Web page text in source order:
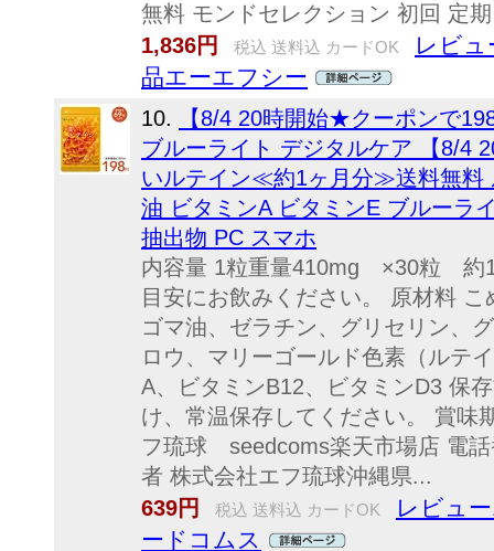
無料 モンドセレクション 初回 定
1,836円
税込 送料込 カードOK
レビュ
品エーエフシー
10.
【8/4 20時開始★クーポンで
ブルーライト デジタルケア 【8/4
いルテイン≪約1ヶ月分≫送料無料
油 ビタミンA ビタミンE ブルーラ
抽出物 PC スマホ
内容量 1粒重量410mg ×30粒 約
目安にお飲みください。 原材料
ゴマ油、ゼラチン、グリセリン、
ロウ、マリーゴールド色素（ルテ
A、ビタミンB12、ビタミンD3 保
け、常温保存してください。 賞味
フ琉球 seedcoms楽天市場店 電
者 株式会社エフ琉球沖縄県...
639円
税込 送料込 カードOK
レビュ
ードコムス